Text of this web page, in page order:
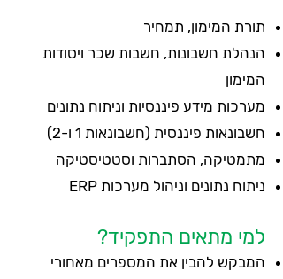
תורת המימון, תמחיר
הנהלת חשבונות, חשבות שכר ויסודות
המימון
מערכות מידע פיננסיות וניתוח נתונים
חשבונאות פיננסית (חשבונאות 1 ו-2)
מתמטיקה, הסתברות וסטטיסטיקה
ניתוח נתונים וניהול מערכות ERP
למי מתאים התפקיד?
המבקש להבין את המספרים מאחורי